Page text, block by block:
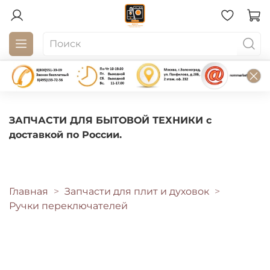
ЗАПЧАСТИ ДЛЯ БЫТОВОЙ ТЕХНИКИ с
доставкой по России.
Главная
Запчасти для плит и духовок
Ручки переключателей